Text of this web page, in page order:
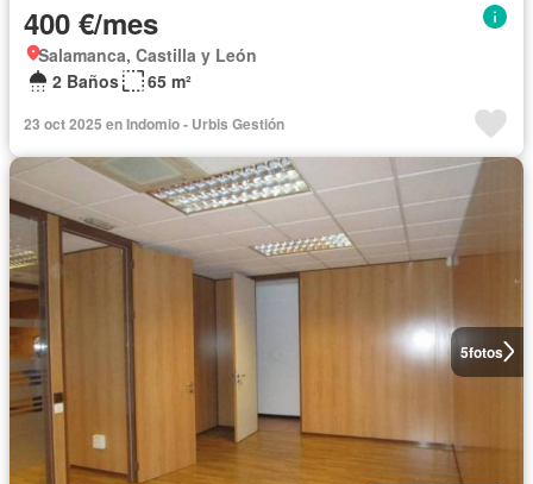
400 €/mes
Salamanca, Castilla y León
2 Baños
65 m²
23 oct 2025 en Indomio - Urbis Gestión
5fotos